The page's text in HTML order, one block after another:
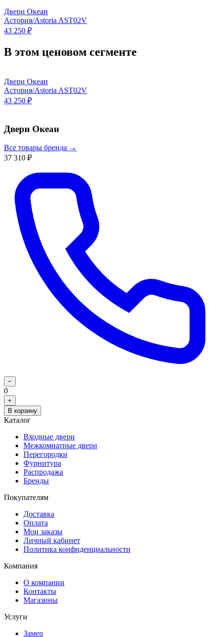
Двери Океан
Астория/Astoria AST02V
43 250 ₽
В этом ценовом сегменте
Двери Океан
Астория/Astoria AST02V
43 250 ₽
Двери Океан
Все товары бренда →
37 310 ₽
−
0
+
В корзину
Каталог
Входные двери
Межкомнатные двери
Перегородки
Фурнитура
Распродажа
Бренды
Покупателям
Доставка
Оплата
Мои заказы
Личный кабинет
Политика конфиденциальности
Компания
О компании
Контакты
Магазины
Услуги
Замер